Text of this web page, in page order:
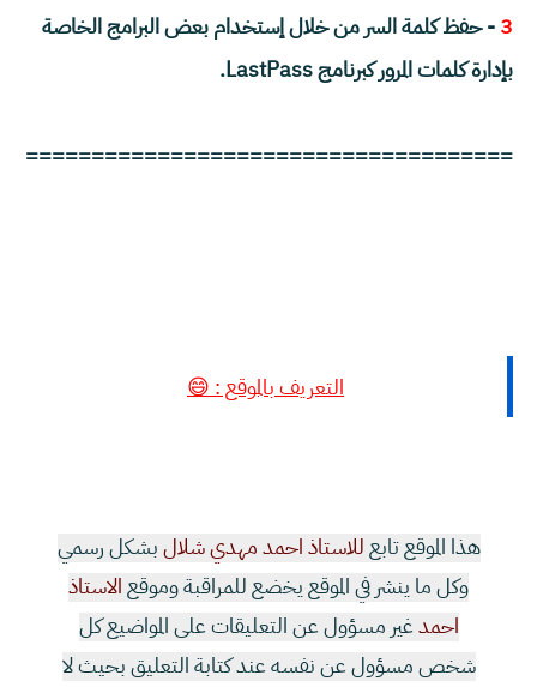
3- حفظ كلمة السر من خلال إستخدام بعض البرامج الخاصة
بإدارة كلمات المرور كبرنامج LastPass.
=====================================
التعريف بالموقع : 😄
هذا الموقع تابعللاستاذ احمد مهدي شلالبشكل رسمي
وكل ما ينشر في الموقع يخضع للمراقبة وموقعالاستاذ
احمدغير مسؤول عن التعليقات على المواضيع كل
شخص مسؤول عن نفسه عند كتابة التعليق بحيث لا